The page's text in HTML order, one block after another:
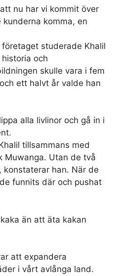
nu har vi kommit över
komma, en
studerade Khalil
och
skulle vara i fem
ett halvt år valde han
alla livlinor och gå in i
tillsammans med
Muwanga. Utan de två
han. När de
funnits där och pushat
än att äta kakan
att expandera
i vårt avlånga land.